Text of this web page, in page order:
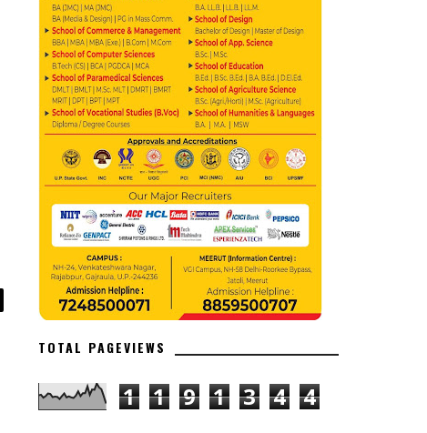
TOTAL PAGEVIEWS
1 1 9 1 3 4 4